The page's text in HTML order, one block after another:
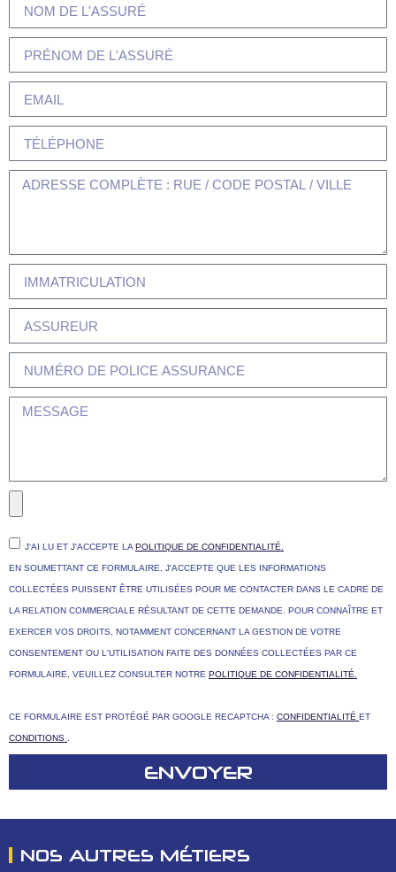
J'AI LU ET J'ACCEPTE LA POLITIQUE DE CONFIDENTIALITÉ.
EN SOUMETTANT CE FORMULAIRE, J'ACCEPTE QUE LES INFORMATIONS
COLLECTÉES PUISSENT ÊTRE UTILISÉES POUR ME CONTACTER DANS LE CADRE DE
LA RELATION COMMERCIALE RÉSULTANT DE CETTE DEMANDE. POUR CONNAÎTRE ET
EXERCER VOS DROITS, NOTAMMENT CONCERNANT LA GESTION DE VOTRE
CONSENTEMENT OU L'UTILISATION FAITE DES DONNÉES COLLECTÉES PAR CE
FORMULAIRE, VEUILLEZ CONSULTER NOTRE POLITIQUE DE CONFIDENTIALITÉ.
CE FORMULAIRE EST PROTÉGÉ PAR GOOGLE RECAPTCHA : CONFIDENTIALITÉ ET
CONDITIONS
ENVOYER
NOS AUTRES MÉTIERS